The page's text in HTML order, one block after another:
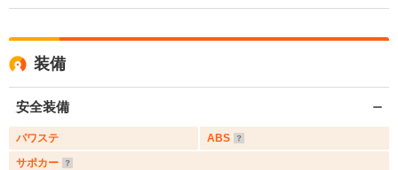
装備
安全装備
パワステ
ABS
サポカー